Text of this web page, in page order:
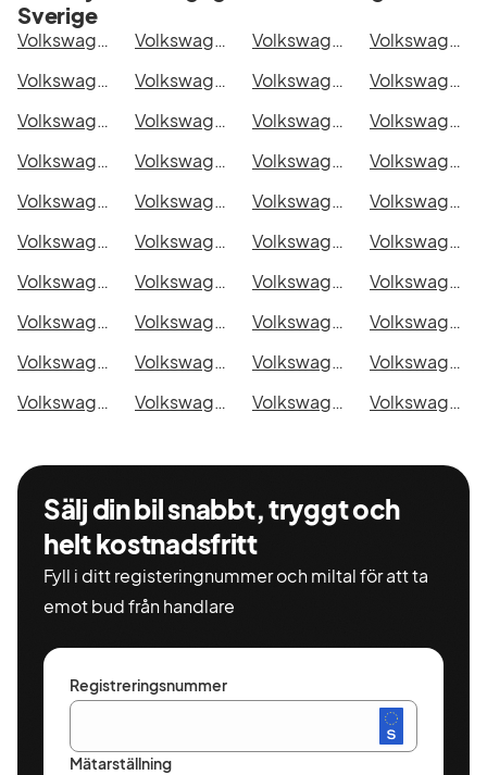
Sverige
Volkswagen i Stockholm Volkswagen i Göteborg Volkswagen i Helsingborg
Volkswagen i Jönköping
Volkswagen i Malmö
Volkswagen i Örebro Volkswagen i Norrköping
Volkswagen i Linköping
Volkswagen i Uppsala
Volkswagen i Västerås Volkswagen i Halmstad
Volkswagen i Växjö
Volkswagen i Eskilstuna
Volkswagen i Kalmar Volkswagen i Karlskrona
Volkswagen i Karlstad
Volkswagen i Kristianstad
Volkswagen i Sundsvall Volkswagen i Umeå
Volkswagen i Varberg
Volkswagen i Borås
Volkswagen i Falkenberg Volkswagen i Gävle
Volkswagen i Luleå
Volkswagen i Lund
Volkswagen i Mönsterås Volkswagen i Uddevalla
Volkswagen i Västervik
Volkswagen i Ystad
Volkswagen i Östersund Volkswagen i Borlänge
Volkswagen i Kiruna
Volkswagen i Nyköping
Volkswagen i Oskarshamn Volkswagen i Sigtuna
Volkswagen i Skellefteå
Volkswagen i Skövde
Volkswagen i Trollhättan Volkswagen i Alingsås Volkswagen i Båstad
Sälj din bil snabbt, tryggt och
helt kostnadsfritt
Fyll i ditt registeringnummer och miltal för att ta
emot bud från handlare
Registreringsnummer
Mätarställning